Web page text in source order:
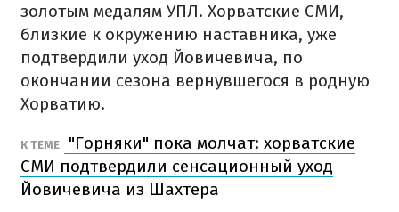
золотым медалям УПЛ. Хорватские СМИ,
близкие к окружению наставника, уже
подтвердили уход Йовичевича, по
окончании сезона вернувшегося в родную
Хорватию.
К ТЕМЕ
"Горняки" пока молчат: хорватские
СМИ подтвердили сенсационный уход
Йовичевича из Шахтера